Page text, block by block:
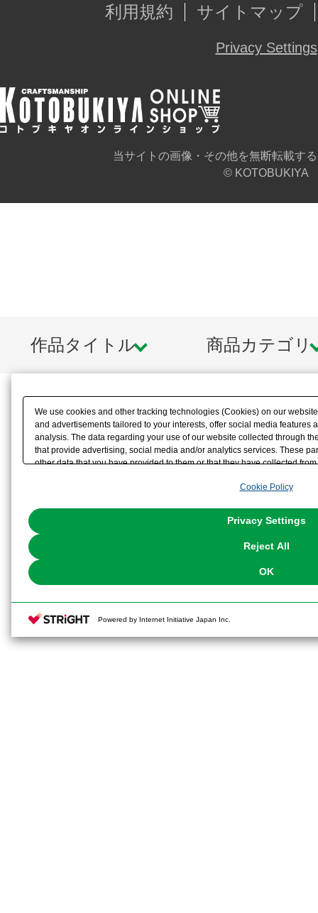
利用規約
サイトマップ
Privacy Settings
当サイトの画像・その他を無断転載す
© KOTOBUKIYA
作品タイトル 商品カテゴリ
We use cookies and other tracking technologies (Cookies) on our
and advertisements tailored to your interests, offer social media features
analysis. The data regarding your use of our website collected through
that provide advertising, social media and/or analytics services. These
other data that you have provided to them or that they have collected
the use of all Cookies except for Strictly Necessary Cookies, please
You can change your consent or rejection settings at any time via
Cookie Policy
Privacy Settings
Reject All
OK
Powered by Internet Initiative Japan Inc.